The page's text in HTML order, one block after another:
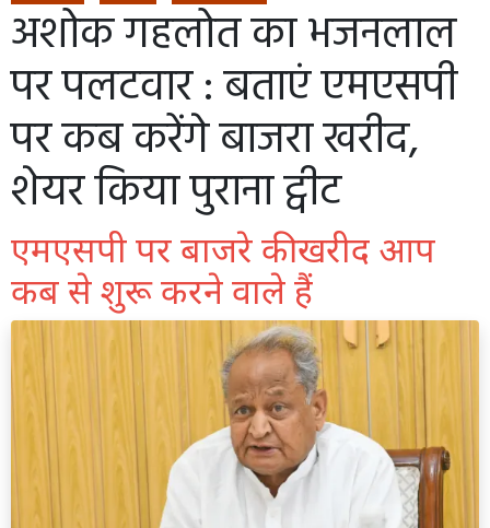
अशोक गहलोत का भजनलाल
पर पलटवार : बताएं एमएसपी
पर कब करेंगे बाजरा खरीद,
शेयर किया पुराना ट्वीट
एमएसपी पर बाजरे की खरीद आप
कब से शुरू करने वाले हैं